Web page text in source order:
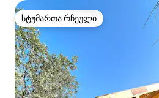
სტუმართა რჩეული
სტუმართა რჩეული